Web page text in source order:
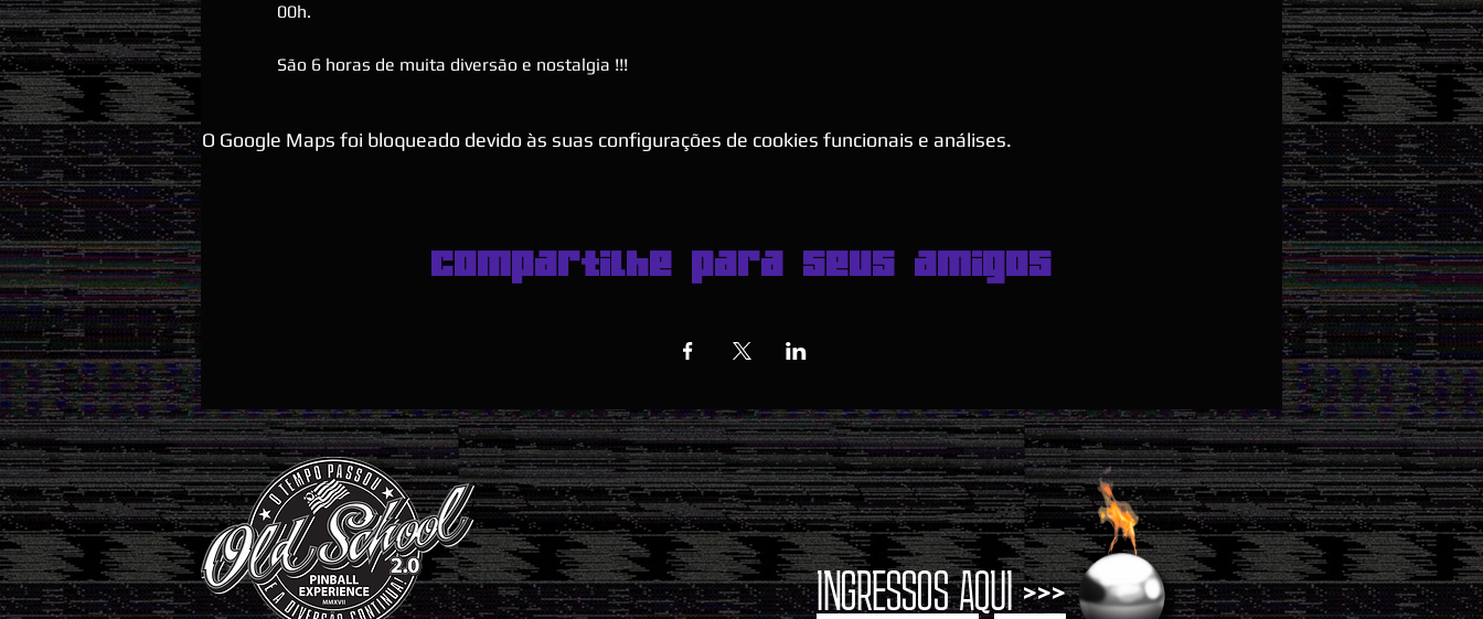
00h.
São 6 horas de muita diversão e nostalgia !!!
O Google Maps foi bloqueado devido às suas configurações de cookies funcionais e análises.
Compartilhe para seus amigos
INGRESSOS AQUI >>>